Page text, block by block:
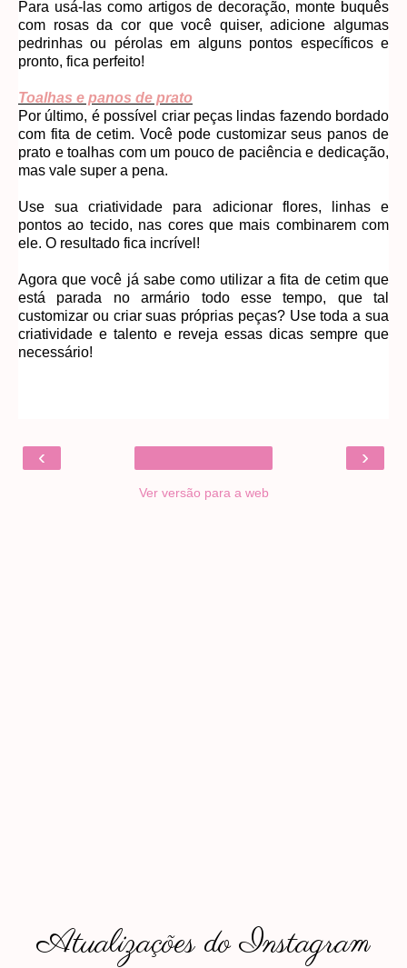
Para usá-las como artigos de decoração, monte buquês
com rosas da cor que você quiser, adicione algumas
pedrinhas ou pérolas em alguns pontos específicos e
pronto, fica perfeito!
Toalhas e panos de prato
Por último, é possível criar peças lindas fazendo bordado
com fita de cetim. Você pode customizar seus panos de
prato e toalhas com um pouco de paciência e dedicação,
mas vale super a pena.
Use sua criatividade para adicionar flores, linhas e
pontos ao tecido, nas cores que mais combinarem com
ele. O resultado fica incrível!
Agora que você já sabe como utilizar a fita de cetim que
está parada no armário todo esse tempo, que tal
customizar ou criar suas próprias peças? Use toda a sua
criatividade e talento e reveja essas dicas sempre que
necessário!
‹ ›
Ver versão para a web
Atualizações do Instagram